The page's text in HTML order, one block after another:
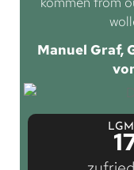
Manuel Graf,